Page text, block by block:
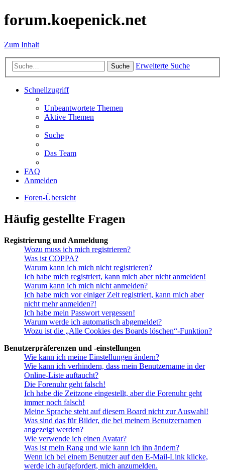
forum.koepenick.net
Zum Inhalt
Suche Erweiterte Suche
Schnellzugriff
Unbeantwortete Themen
Aktive Themen
Suche
Das Team
FAQ
Anmelden
Foren-Übersicht
Häufig gestellte Fragen
Registrierung und Anmeldung
Wozu muss ich mich registrieren?
Was ist COPPA?
Warum kann ich mich nicht registrieren?
Ich habe mich registriert, kann mich aber nicht anmelden!
Warum kann ich mich nicht anmelden?
Ich habe mich vor einiger Zeit registriert, kann mich aber
nicht mehr anmelden?!
Ich habe mein Passwort vergessen!
Warum werde ich automatisch abgemeldet?
Wozu ist die „Alle Cookies des Boards löschen“-Funktion?
Benutzerpräferenzen und -einstellungen
Wie kann ich meine Einstellungen ändern?
Wie kann ich verhindern, dass mein Benutzername in der
Online-Liste auftaucht?
Die Forenuhr geht falsch!
Ich habe die Zeitzone eingestellt, aber die Forenuhr geht
immer noch falsch!
Meine Sprache steht auf diesem Board nicht zur Auswahl!
Was sind das für Bilder, die bei meinem Benutzernamen
angezeigt werden?
Wie verwende ich einen Avatar?
Was ist mein Rang und wie kann ich ihn ändern?
Wenn ich bei einem Benutzer auf den E-Mail-Link klicke,
werde ich aufgefordert, mich anzumelden.